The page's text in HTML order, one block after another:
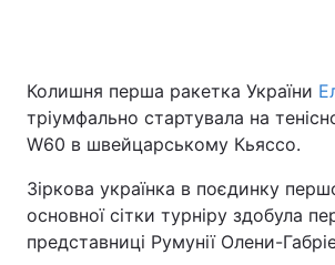
Війна
Україна Політика
Економіка
Спорт Наука
Колишня перша ракетка України
тріумфально стартувала на
W60 в швейцарському Кьяссо.
Зіркова українка в поєдинку
основної сітки турніру здобула
представниці Румунії Олени-